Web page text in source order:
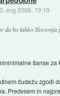
avg 2006, 19:19
da bo lahko Slovenija
šanse za
čudežu zgodi
Predvsem in